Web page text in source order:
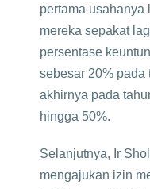
pertama usahanya
mereka sepakat
persentase
sebesar 20% pada
akhirnya pada
hingga 50%.
Selanjutnya, Ir
mengajukan izin